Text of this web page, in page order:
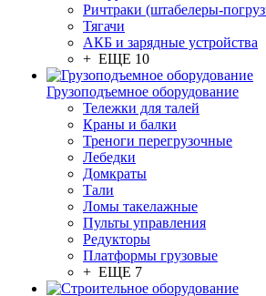
Ричтраки (штабелеры-
Тягачи
АКБ и зарядные устройства
+ ЕЩЕ 10
Грузоподъемное оборудование
Тележки для талей
Краны и балки
Треноги перегрузочные
Лебедки
Домкраты
Тали
Ломы такелажные
Пульты управления
Редукторы
Платформы грузовые
+ ЕЩЕ 7